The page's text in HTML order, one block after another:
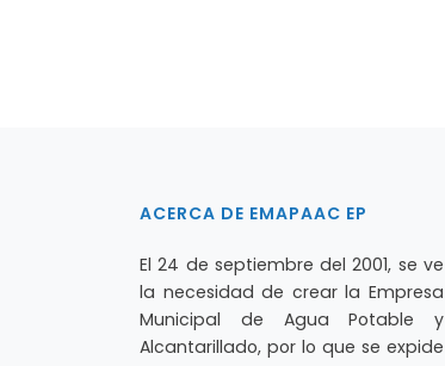
ACERCA DE EMAPAAC EP
El 24 de septiembre del 2001, se ve
la necesidad de crear la Empresa
Municipal de Agua Potable y
Alcantarillado, por lo que se expide